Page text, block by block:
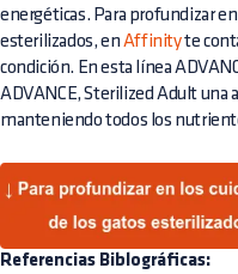
energéticas. Para profundizar
esterilizados, en Affinityte
condición. En esta línea
ADVANCE, Sterilized Adult una
manteniendo todos los
Referencias Biblográficas: